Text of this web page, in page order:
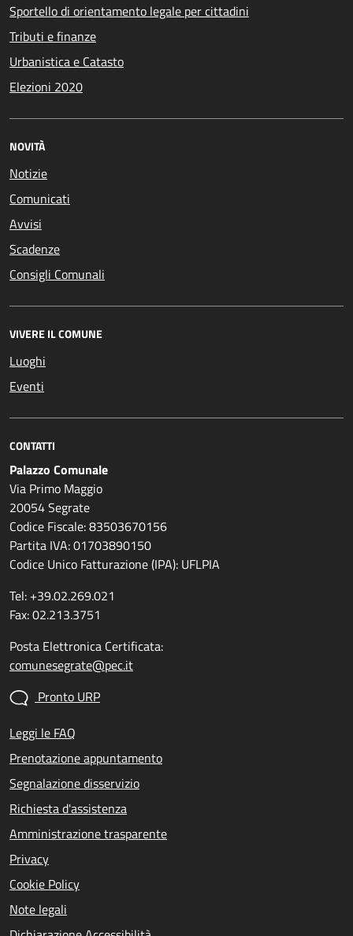
Sportello di orientamento legale per cittadini
Tributi e finanze
Urbanistica e Catasto
Elezioni 2020
NOVITÀ
Notizie
Comunicati
Avvisi
Scadenze
Consigli Comunali
VIVERE IL COMUNE
Luoghi
Eventi
CONTATTI
Palazzo Comunale
Via Primo Maggio
20054 Segrate
Codice Fiscale: 83503670156
Partita IVA: 01703890150
Codice Unico Fatturazione (IPA): UFLPIA
Tel: +39.02.269.021
Fax: 02.213.3751
Posta Elettronica Certificata:
comunesegrate@pec.it
Pronto URP
Leggi le FAQ
Prenotazione appuntamento
Segnalazione disservizio
Richiesta d'assistenza
Amministrazione trasparente
Privacy
Cookie Policy
Note legali